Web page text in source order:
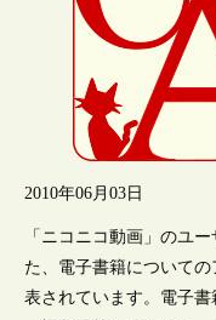
2010年06月03日
「ニコニコ動画」のユ
た、電子書籍について
表されています。電子